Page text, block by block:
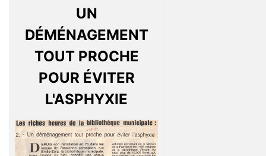
UN
DÉMÉNAGEMENT
TOUT PROCHE
POUR ÉVITER
L'ASPHYXIE